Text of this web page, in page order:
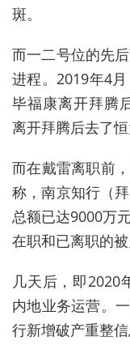
斑。
而一二号位的先
进程。2019年4
毕福康离开拜腾
离开拜腾后去了
而在戴雷离职前
称，南京知行（
总额已达9000万
在职和已离职的
几天后，即2020
内地业务运营。
行新增破产重整信